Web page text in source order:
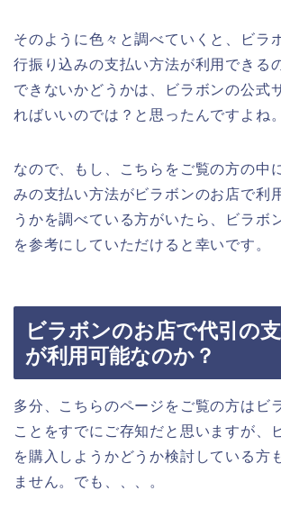
そのように色々と調べていくと、ビラ
行振り込みの支払い方法が利用できる
できないかどうかは、ビラボンの公式
ればいいのでは？と思ったんですよね。
なので、もし、こちらをご覧の方の中
みの支払い方法がビラボンのお店で利
うかを調べている方がいたら、ビラボ
を参考にしていただけると幸いです。
ビラボンのお店で代引の
が利用可能なのか？
多分、こちらのページをご覧の方はビ
ことをすでにご存知だと思いますが、
を購入しようかどうか検討している方
ません。でも、、、。